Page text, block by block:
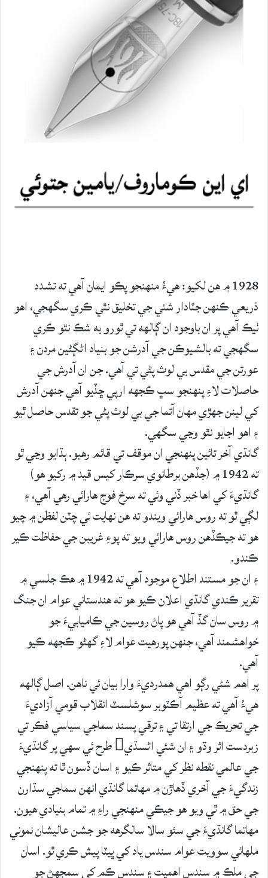
1928 ۾ هن لکيو: هيءُ منهنجو پڪو ايمان آهي ته تشدد
ذريعي ڪنهن جٽادار شئي جي تخليق نٿي ڪري سگهجي، اهو
ٺيڪ آهي پر ان باوجود ان ڳالهه تي ٿورو به شڪ نٿو ڪري
سگهجي ته بالشيوڪن جي آدرشن جو بنياد اڻڳڻين مردن ۽
عورتن جي مقدس بي لوث پڻي تي آهي. جن ان آدرش جي
حاصلات لاءِ پنهنجو سڀ ڪجهه ارپي ڇڏيو آهي جنهن آدرش
کي لينن جهڙي مهان آتما جي بي لوث پڻي جو تقدس حاصل ٿيو
۽ اهو اجايو نٿو وڃي سگهي.
گانڌي آخر تائين پنهنجي ان موقف تي قائم رهيو. ٻڌايو وڃي ٿو
ته 1942 ۾ (جڏهن برطانوي سرڪار کيس قيد ۾ رکيو هو)
گانڌيءَ کي اها خبر ڏني وئي ته سرخ فوج هارائي رهي آهي، ۽
لڳي ٿو ته روس هارائي ويندو ته هن نهايت ئي چٽن لفظن ۾ چيو
هو ته جيڪڏهن روس هارائي ويو ته پوءِ غريبن جي حفاظت ڪير
ڪندو.
۽ ان جو مستند اطلاع موجود آهي ته 1942 ۾ هڪ جلسي ۾
تقرير ڪندي گانڌي اعلان ڪيو هو ته هندستاني عوام ان جنگ
۾ روس سان گڏ آهي هو پاڻ روسين جي ڪاميابيءَ جو
خواهشمند آهي، جنهن پورهيت عوام لاءِ گهڻو ڪجهه ڪيو
آهي.
پر اهم شئي رڳو اهي همدرديءَ وارا بيان ئي ناهن. اصل ڳالهه
هيءُ آهي ته عظيم آڪٽوبر سوشلسٽ انقلاب قومي آزاديءَ
جي تحريڪ جي ارتقا تي ۽ ترقي پسند سماجي سياسي فڪر تي
زبردست اثر وڌو ۽ ان شئي اڻسڌي طرح ئي سهي پر گانڌيءَ
جي عالمي نقطه نظر کي متاثر ڪيو ۽ اسان ڏسون ٿا ته پنهنجي
زندگيءَ جي آخري ڏهاڙن ۾ مهاتما گانڌي انهن سماجي سڌارن
جي حق ۾ ٿي ويو هو جيڪي منهنجي راءِ ۾ تمام بنيادي هيون.
مهاتما گانڌيءَ جي سئو سالا سالگرهه جو جشن عاليشان نموني
ملهائي سوويت عوام سندس ياد کي ڀيٽا پيش ڪري ٿو. اسان
جي ملڪ ۾ سندس اهميت ۽ سندس ڪم کي سمجهڻ جو